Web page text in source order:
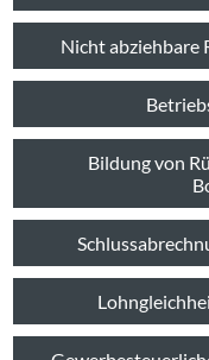
Nicht abziehbare
Bildung von